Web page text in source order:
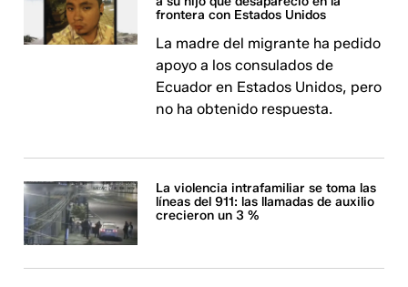
frontera con Estados Unidos
La madre del migrante ha pedido
apoyo a los consulados de
Ecuador en Estados Unidos, pero
no ha obtenido respuesta.
La violencia intrafamiliar se toma las
líneas del 911: las llamadas de auxilio
crecieron un 3 %